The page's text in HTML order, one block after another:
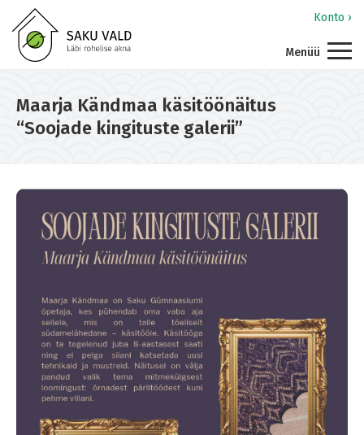
Konto ›
Menüü
Maarja Kändmaa käsitöönäitus
“Soojade kingituste galerii”